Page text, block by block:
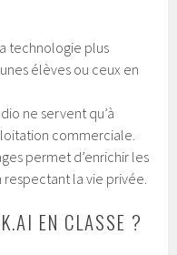
technologie plus
élèves ou ceux en
ne servent qu’à
commerciale.
permet d’enrichir les
la vie privée.
EN CLASSE ?